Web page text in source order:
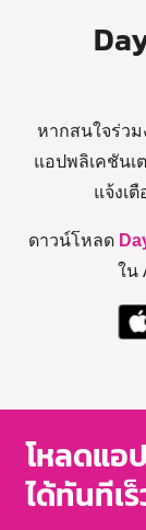
หากสนใจร่วม
แอปพลิเคชันเ
แจ้งเ
ดาวน์โหลด
ใน
โหลดแอ
ได้ทันทีเ